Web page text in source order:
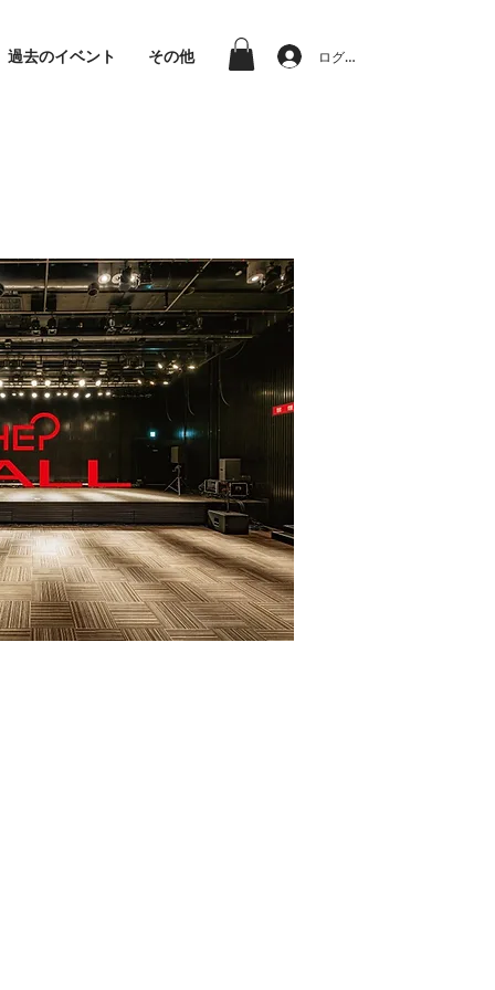
過去のイベント その他 ログイン